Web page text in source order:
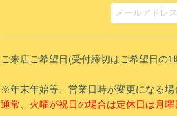
ご来店ご希望日(受付締切はご希望日の1
※年末年始等、営業日時が変更になる場
通常、火曜が祝日の場合は定休日は月